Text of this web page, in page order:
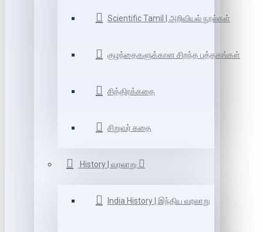
Scientific Tamil | அறிவியல் நூல்கள்
குழந்தைகளுக்கான சிறந்த புத்தகங்கள்
சித்திரக்கதை
சிறுவர் கதை
History | வரலாறு
India History | இந்திய வரலாறு